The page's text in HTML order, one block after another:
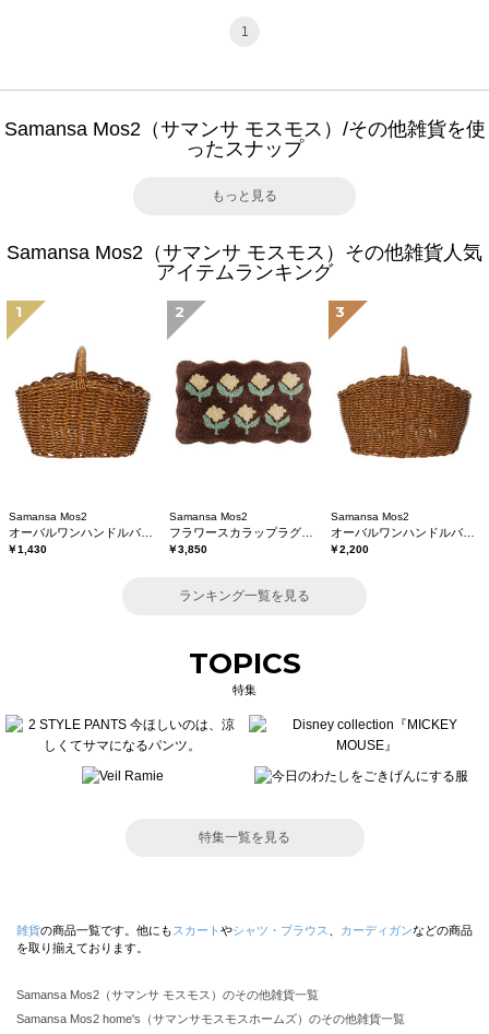
1
Samansa Mos2（サマンサ モスモス）/その他雑貨を使
ったスナップ
もっと見る
Samansa Mos2（サマンサ モスモス）その他雑貨人気
アイテムランキング
1
Samansa Mos2
￥1,430
2
Samansa Mos2
￥3,850
3
Samansa Mos2
オーバルワンハンドルバスケットL
￥2,200
ランキング一覧を見る
TOPICS
特集
特集一覧を見る
雑貨の商品一覧です。他にも スカート やシャツ・ブラウス カーディガンなどの商品
を取り揃えております。
Samansa Mos2（サマンサ モスモス）のその他雑貨一覧
Samansa Mos2 home's（サマンサモスモスホームズ）のその他雑貨一覧